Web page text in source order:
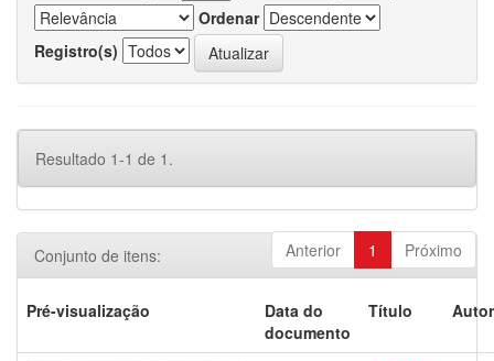
Ordenar
Registro(s)
Resultado 1-1 de 1.
Anterior 1 Próximo
Conjunto de itens:
Pré-visualização
Data do
documento
Título